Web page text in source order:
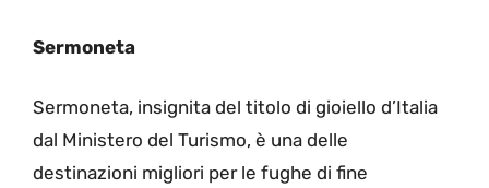
Sermoneta
Sermoneta, insignita del titolo di gioiello d’Italia
dal Ministero del Turismo, è una delle
destinazioni migliori per le fughe di fine